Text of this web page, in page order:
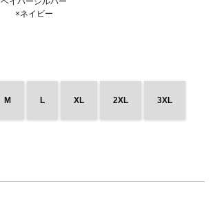
×ネイビー
M L XL 2XL 3XL